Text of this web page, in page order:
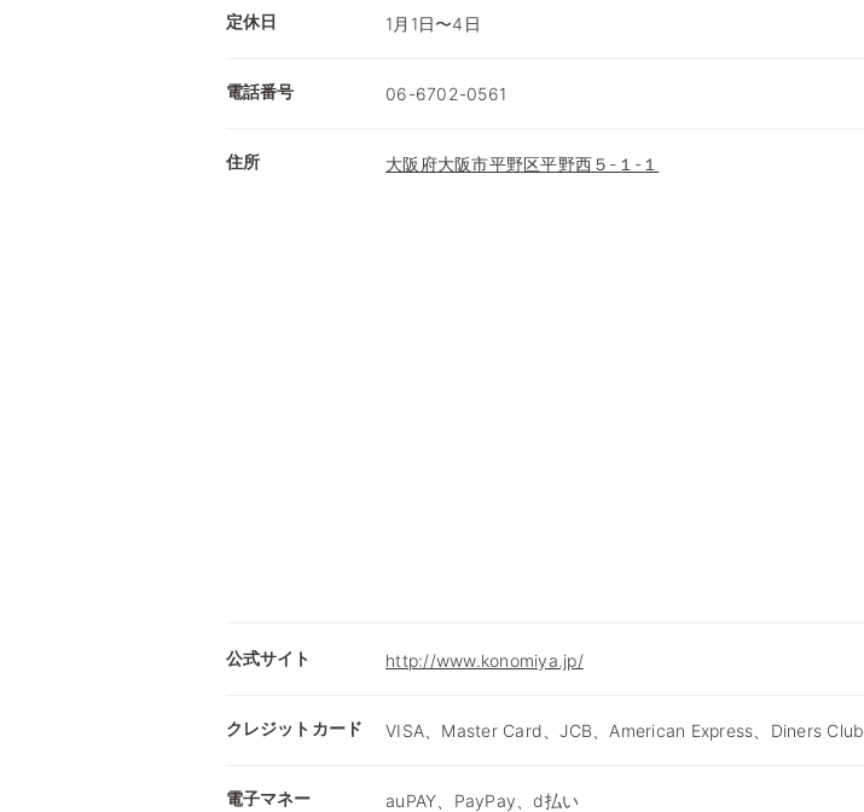
定休日 1月1日〜4日
電話番号 06-6702-0561
住所 大阪府大阪市平野区平野西５-１-１
公式サイト http://www.konomiya.jp/
クレジットカード VISA、Master Card、JCB、American Express、Diners Club
電子マネー auPAY、PayPay、d払い